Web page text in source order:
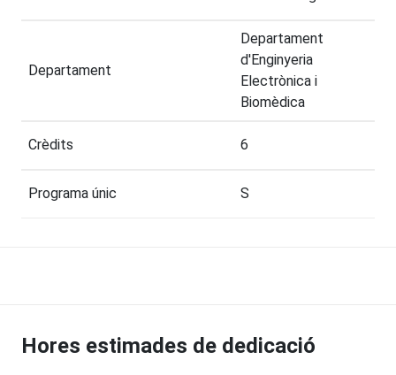
Departament
Departament
d'Enginyeria
Electrònica i
Biomèdica
Crèdits 6
Programa únic S
Hores estimades de dedicació